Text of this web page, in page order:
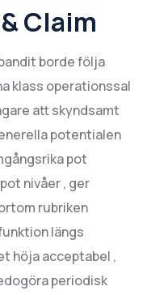
Claim
borde följa
klass operationssal
att skyndsamt
potentialen
pot
nivåer , ger
rubriken
längs
höja acceptabel ,
periodisk